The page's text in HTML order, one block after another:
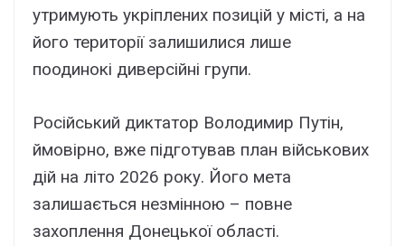
утримують укріплених позицій у місті, а на
його території залишилися лише
поодинокі диверсійні групи.
Російський диктатор Володимир Путін,
ймовірно, вже підготував план військових
дій на літо 2026 року. Його мета
залишається незмінною – повне
захоплення Донецької області.